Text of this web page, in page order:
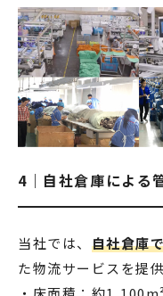
4｜自社倉庫による
当社では、 自社倉庫
た物流サービスを提供